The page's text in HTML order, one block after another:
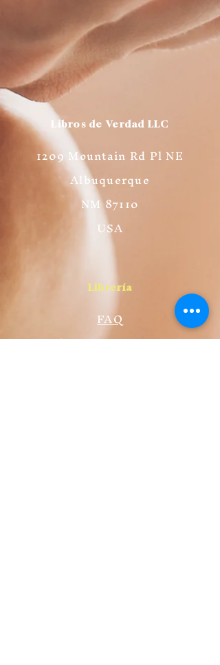
Libros de Verdad LLC
1209 Mountain Rd Pl NE
Albuquerque
NM 87110
USA
Librería
FAQ
Políticas de Privacidad